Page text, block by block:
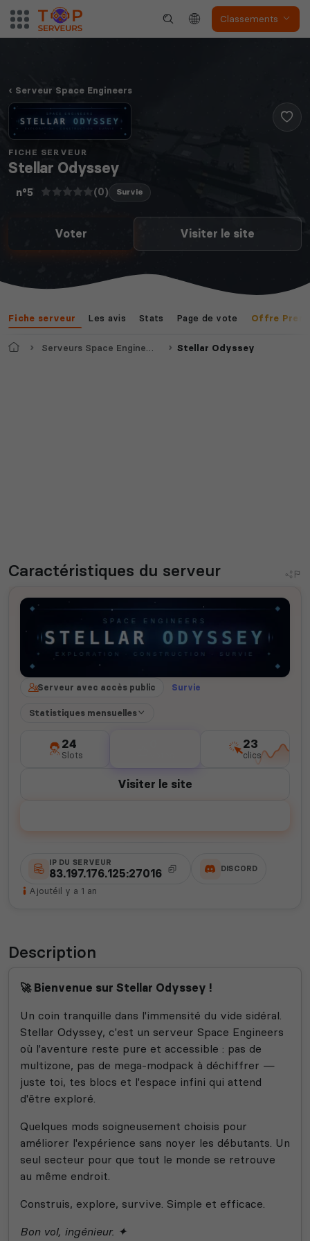
Classements
Serveur Space Engineers
FICHE SERVEUR
Stellar Odyssey
n°5 (0) Survie
Voter Visiter le site
Fiche serveur Les avis Stats Page de vote Offre
AccueilServeurs Space Engineers Stellar Odyssey
Caractéristiques du serveur
Serveur avec accès public Survie
Statistiques mensuelles
24
Slots
23
clics
Visiter le site
IP DU SERVEUR
83.197.176.125:27016 DISCORD
Ajoutéil y a 1 an
Description
🚀 Bienvenue sur Stellar Odyssey !
Un coin tranquille dans l'immensité du vide sidéral.
Stellar Odyssey, c'est un serveur Space Engineers
où l'aventure reste pure et accessible : pas de
multizone, pas de mega-modpack à déchiffrer —
juste toi, tes blocs et l'espace infini qui attend
d'être exploré.
Quelques mods soigneusement choisis pour
améliorer l'expérience sans noyer les débutants. Un
seul secteur pour que tout le monde se retrouve
au même endroit.
Construis, explore, survive. Simple et efficace.
Bon vol, ingénieur. ✦